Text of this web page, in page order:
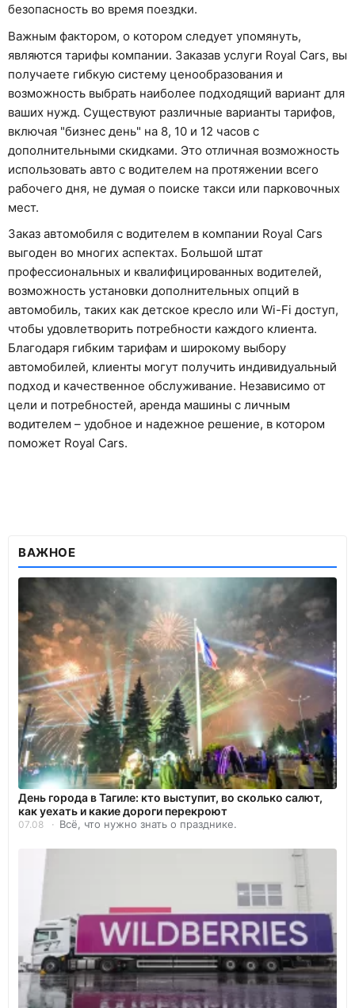
безопасность во время поездки.
Важным фактором, о котором следует упомянуть,
являются тарифы компании. Заказав услуги Royal Cars, вы
получаете гибкую систему ценообразования и
возможность выбрать наиболее подходящий вариант для
ваших нужд. Существуют различные варианты тарифов,
включая "бизнес день" на 8, 10 и 12 часов с
дополнительными скидками. Это отличная возможность
использовать авто с водителем на протяжении всего
рабочего дня, не думая о поиске такси или парковочных
мест.
Заказ автомобиля с водителем в компании Royal Cars
выгоден во многих аспектах. Большой штат
профессиональных и квалифицированных водителей,
возможность установки дополнительных опций в
автомобиль, таких как детское кресло или Wi-Fi доступ,
чтобы удовлетворить потребности каждого клиента.
Благодаря гибким тарифам и широкому выбору
автомобилей, клиенты могут получить индивидуальный
подход и качественное обслуживание. Независимо от
цели и потребностей, аренда машины с личным
водителем – удобное и надежное решение, в котором
поможет Royal Cars.
ВАЖНОЕ
День города в Тагиле: кто выступит, во сколько салют,
как уехать и какие дороги перекроют
07.08 Всё, что нужно знать о празднике.